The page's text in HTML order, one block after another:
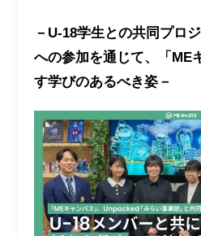
－U-18学生との共同プロ
への参加を通じて、「ME
す学びのあるべき姿－